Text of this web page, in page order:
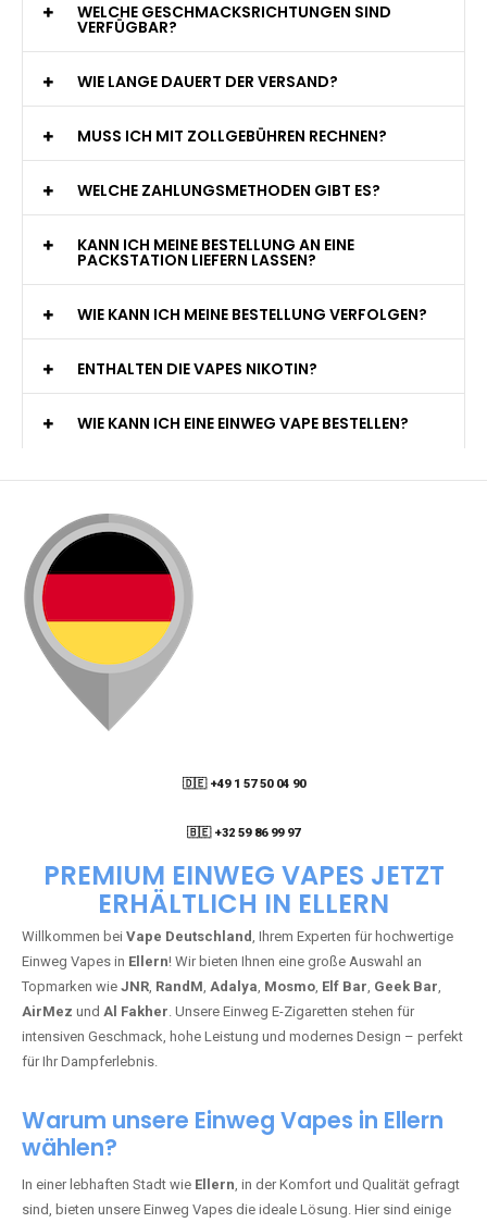
WELCHE GESCHMACKSRICHTUNGEN SIND
VERFÜGBAR?
WIE LANGE DAUERT DER VERSAND?
MUSS ICH MIT ZOLLGEBÜHREN RECHNEN?
WELCHE ZAHLUNGSMETHODEN GIBT ES?
KANN ICH MEINE BESTELLUNG AN EINE
PACKSTATION LIEFERN LASSEN?
WIE KANN ICH MEINE BESTELLUNG VERFOLGEN?
ENTHALTEN DIE VAPES NIKOTIN?
WIE KANN ICH EINE EINWEG VAPE BESTELLEN?
🇩🇪 +49 1 57 50 04 90
🇧🇪 +32 59 86 99 97
PREMIUM EINWEG VAPES JETZT
ERHÄLTLICH IN ELLERN
Willkommen bei Vape Deutschland, Ihrem Experten für hochwertige
Einweg Vapes in Ellern! Wir bieten Ihnen eine große Auswahl an
Topmarken wie JNR, RandM, Adalya, Mosmo, Elf Bar, Geek Bar,
AirMez und Al Fakher. Unsere Einweg E-Zigaretten stehen für
intensiven Geschmack, hohe Leistung und modernes Design – perfekt
für Ihr Dampferlebnis.
Warum unsere Einweg Vapes in Ellern
wählen?
In einer lebhaften Stadt wie Ellern, in der Komfort und Qualität gefragt
sind, bieten unsere Einweg Vapes die ideale Lösung. Hier sind einige